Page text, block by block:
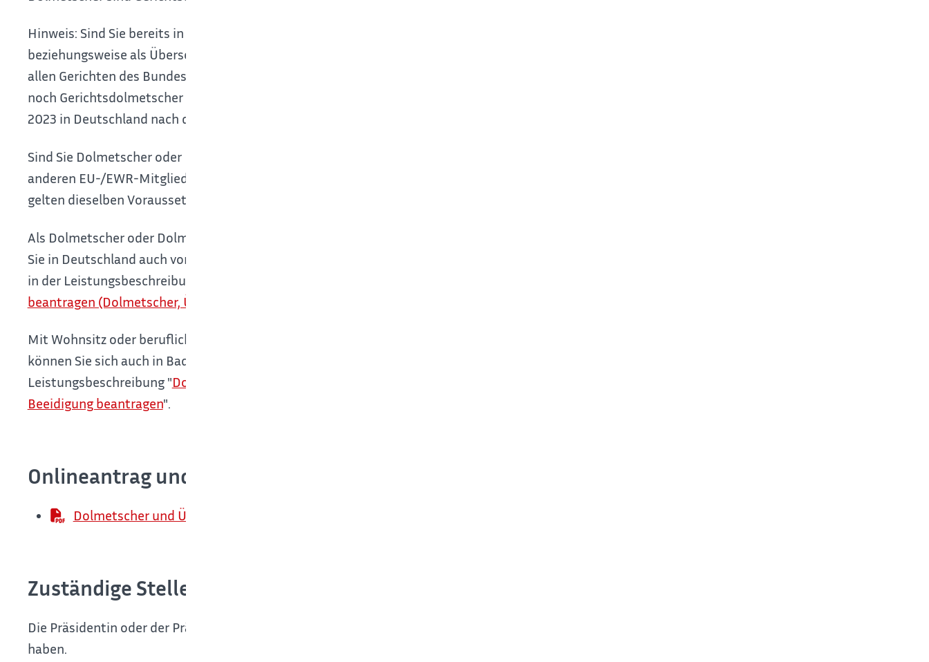
Hinweis: Sind Sie bereits in Baden-Württemberg oder in einem anderen Bundesland als Dolmetscher oder Dolmetscherin
beziehungsweise als Übersetzerin oder Übersetzer allgemein beeidigt? Dann können Sie sich bis zum 31. Dezember 2027 vor
allen Gerichten des Bundes und der Länder auf den allgemein geleisteten Eid berufen. Ab dem 1. Januar 2028 können sich nur
noch Gerichtsdolmetscher und Gerichtsdolmetscherinnen auf den allgemein geleisteten Eid berufen, die nach dem 1. Januar
2023 in Deutschland nach den Vorgaben des Gerichtsdolmetschergesetzes beeidigt worden sind.
Sind Sie Dolmetscher oder Dolmetscherin beziehungsweise Urkundenübersetzer oder Urkundenübersetzerin aus einem
anderen EU-/EWR-Mitgliedstaat oder der Schweiz? Wenn Sie sich dauerhaft in Baden-Württemberg niederlassen wollen,
gelten dieselben Voraussetzungen wie für deutsche Staatsangehörige.
Als Dolmetscher oder Dolmetscherin beziehungsweise Übersetzer oder Übersetzerin aus anderen EU-/EWR-Staaten können
Sie in Deutschland auch vorübergehend und gelegentlich Dienstleistungen erbringen. Weitere Informationen dazu finden Sie
in der Leistungsbeschreibung "
beantragen (Dolmetscher, Übersetzer aus anderen EU-/EWR-Staaten)
Mit Wohnsitz oder beruflicher Niederlassung in einem anderen Bundesland oder in einem EU-/EWR-Staat oder der Schweiz
können Sie sich auch in Baden-Württemberg beeidigen lassen. Informationen dazu erhalten Sie in der
Leistungsbeschreibung "Dolmetscher, Übersetzer mit Wohnsitz oder Niederlassung in anderen Ländern - Allgemeine
Beeidigung beantragen".
Onlineantrag und Formulare
Dolmetscher und Übersetzer - Allgemeine Beeidigung
Zuständige Stelle
Die Präsidentin oder der Präsident des Landgerichts, in dessen Bezirk Sie Ihren Wohnsitz oder Ihre berufliche Niederlassung
haben.